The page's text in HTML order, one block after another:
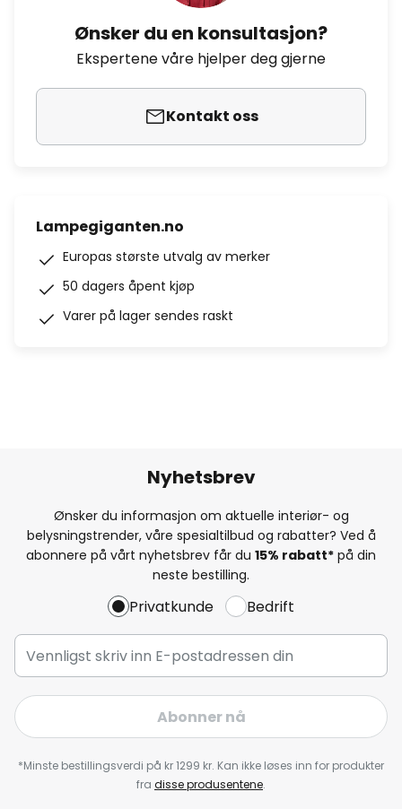
Ønsker du en konsultasjon?
Ekspertene våre hjelper deg gjerne
Kontakt oss
Lampegiganten.no
Europas største utvalg av merker
50 dagers åpent kjøp
Varer på lager sendes raskt
Nyhetsbrev
Ønsker du informasjon om aktuelle interiør- og
belysningstrender, våre spesialtilbud og rabatter? Ved å
abonnere på vårt nyhetsbrev får du 15% rabatt* på din
neste bestilling.
Privatkunde Bedrift
Abonner nå
*Minste bestillingsverdi på kr 1299 kr. Kan ikke løses inn for produkter
fra disse produsentene.